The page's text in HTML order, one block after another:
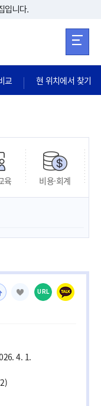
입니다.
교 현 위치에서 찾기
육 비용·회계
URL
4. 1.